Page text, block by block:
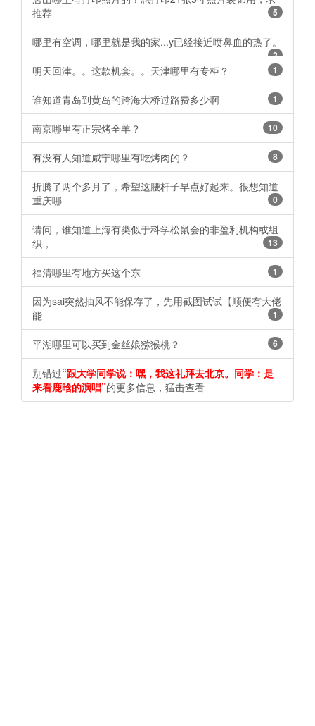
推荐
5
哪里有空调，哪里就是我的家...y已经接近喷鼻血的热了。
2
明天回津。。这款机套。。天津哪里有专柜？ 1
谁知道青岛到黄岛的跨海大桥过路费多少啊 1
南京哪里有正宗烤全羊？ 10
有没有人知道咸宁哪里有吃烤肉的？ 8
折腾了两个多月了，希望这腰杆子早点好起来。很想知道
重庆哪
0
请问，谁知道上海有类似于科学松鼠会的非盈利机构或组
织，
13
福清哪里有地方买这个东 1
因为sai突然抽风不能保存了，先用截图试试【顺便有大佬
能
1
平湖哪里可以买到金丝娘猕猴桃？ ​​​​ 6
别错过“跟大学同学说：嘿，我这礼拜去北京。同学：是
来看鹿晗的演唱”的更多信息，猛击查看